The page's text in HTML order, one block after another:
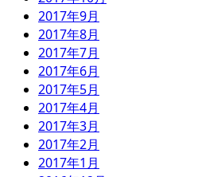
2017年9月
2017年8月
2017年7月
2017年6月
2017年5月
2017年4月
2017年3月
2017年2月
2017年1月